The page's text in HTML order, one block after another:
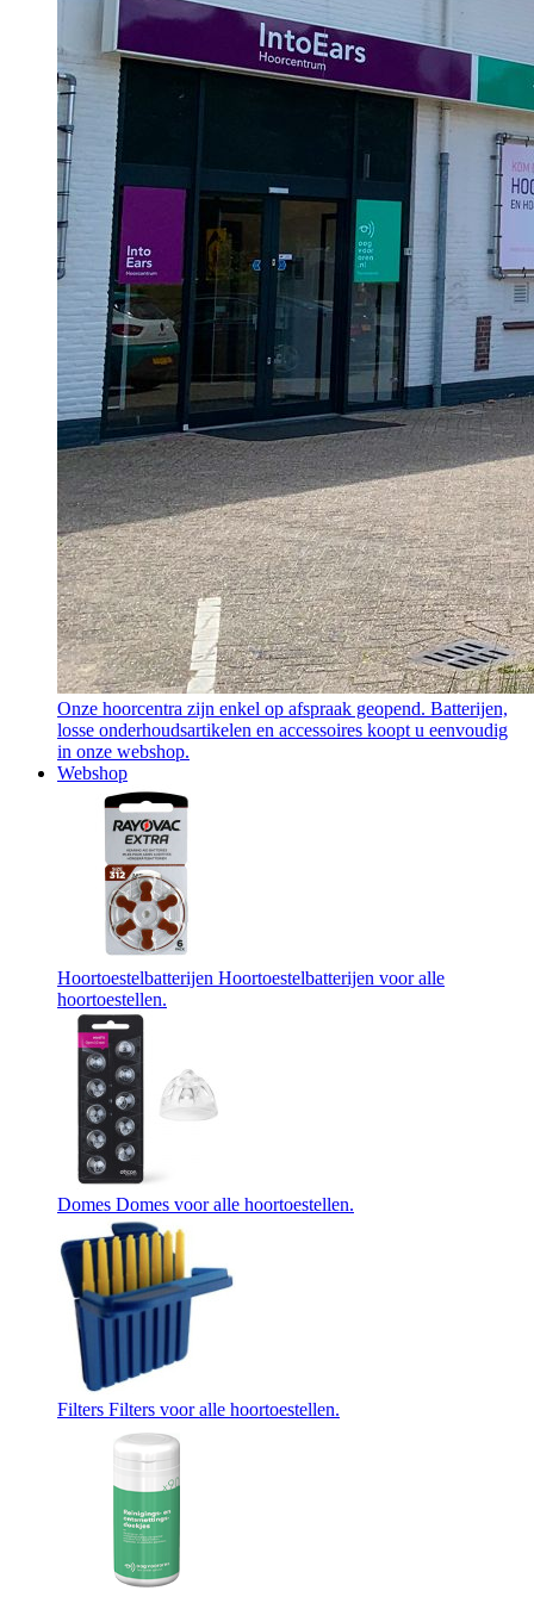
Onze hoorcentra zijn enkel op afspraak geopend. Batterijen,
losse onderhoudsartikelen en accessoires koopt u eenvoudig
in onze webshop.
Webshop
Hoortoestelbatterijen Hoortoestelbatterijen voor alle
hoortoestellen.
Domes Domes voor alle hoortoestellen.
Filters Filters voor alle hoortoestellen.